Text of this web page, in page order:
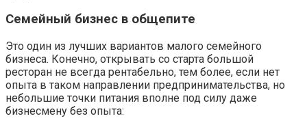
Семейный бизнес в общепите
Это один из лучших вариантов малого семейного
бизнеса. Конечно, открывать со старта большой
ресторан не всегда рентабельно, тем более, если нет
опыта в таком направлении предпринимательства, но
небольшие точки питания вполне под силу даже
бизнесмену без опыта: